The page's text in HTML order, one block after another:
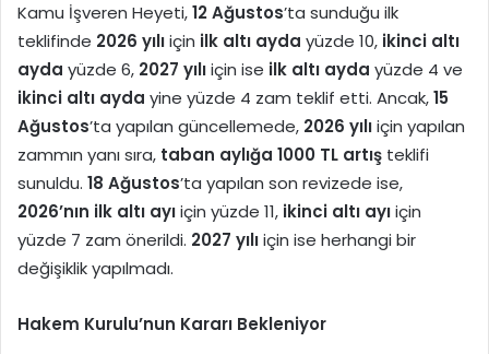
Kamu İşveren Heyeti,12 Ağustos’ta sunduğu ilk
teklifinde 2026 yılıiçin ilk altı ayda yüzde 10, ikinci altı
ayda yüzde 6, 2027 yılıiçin ise ilk altı ayda yüzde 4 ve
ikinci altı ayda yine yüzde 4 zam teklif etti. Ancak,15
Ağustos’ta yapılan güncellemede, 2026 yılıiçin yapılan
zammın yanı sıra, taban aylığa 1000 TL artış teklifi
sunuldu. 18 Ağustos’ta yapılan son revizede ise,
2026’nın ilk altı ayıiçin yüzde 11, ikinci altı ayıiçin
yüzde 7 zam önerildi. 2027 yılıiçin ise herhangi bir
değişiklik yapılmadı.
Hakem Kurulu’nun Kararı Bekleniyor